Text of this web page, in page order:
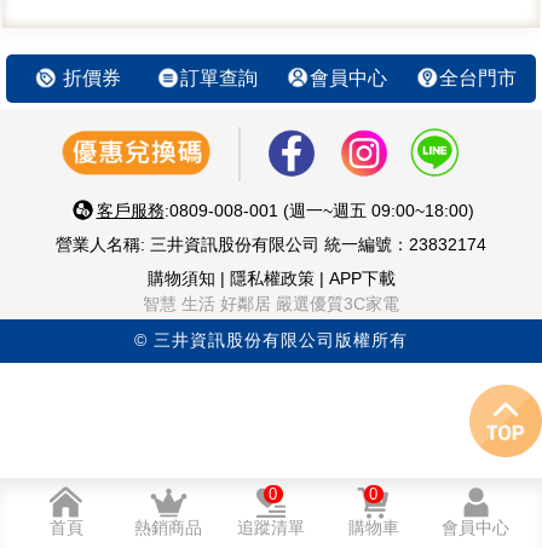
折價券 訂單查詢 會員中心 全台門市
客戶服務:0809-008-001 (週一~週五 09:00~18:00)
營業人名稱: 三井資訊股份有限公司 統一編號：23832174
購物須知 | 隱私權政策| APP下載
智慧 生活 好鄰居 嚴選優質3C家電
© 三井資訊股份有限公司版權所有
首頁 熱銷商品 追蹤清單
0
購物車
0
會員中心